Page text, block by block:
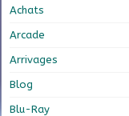
Achats
Arcade
Arrivages
Blog
Blu-Ray